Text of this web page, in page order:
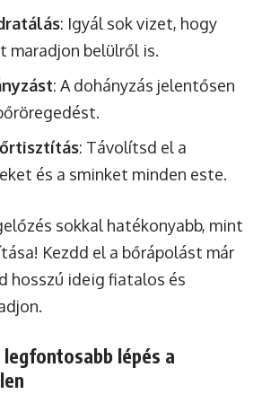
: Igyál sok vizet, hogy
maradjon belülről is.
: A dohányzás jelentősen
: Távolítsd el a
és a sminket minden este.
sokkal hatékonyabb, mint
Kezdd el a bőrápolást már
hosszú ideig fiatalos és
legfontosabb lépés a